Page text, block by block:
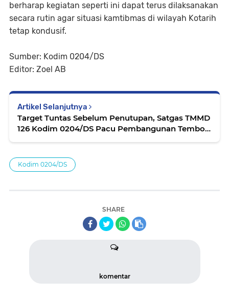
berharap kegiatan seperti ini dapat terus dilaksanakan
secara rutin agar situasi kamtibmas di wilayah Kotarih
tetap kondusif.
Sumber: Kodim 0204/DS
Editor: Zoel AB
Artikel Selanjutnya
Target Tuntas Sebelum Penutupan, Satgas TMMD
126 Kodim 0204/DS Pacu Pembangunan Tembok
Kodim 0204/DS
SHARE
komentar